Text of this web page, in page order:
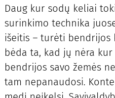
Daug kur sodų keliai
surinkimo technika
išeitis – turėti bendrijos
bėda ta, kad jų nėra
bendrijos savo žemės
tam nepanaudosi.